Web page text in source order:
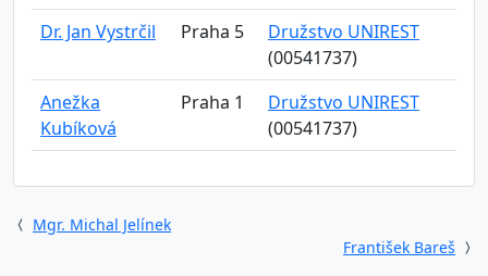
Dr. Jan Vystrčil
Praha 5
Družstvo UNIREST
(00541737)
Anežka
Kubíková
Praha 1
Družstvo UNIREST
(00541737)
Mgr. Michal Jelínek
František Bareš